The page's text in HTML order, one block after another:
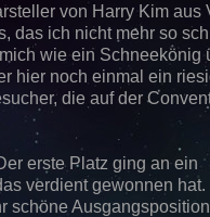
von Harry Kim aus
das ich nicht mehr so
wie ein Schneekönig
hier noch einmal ein
die auf der
erste Platz ging an ein
verdient gewonnen hat.
schöne